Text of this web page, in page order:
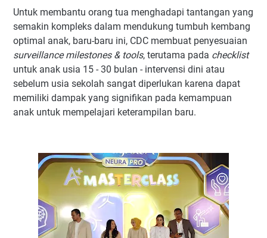
Untuk membantu orang tua menghadapi tantangan yang
semakin kompleks dalam mendukung tumbuh kembang
optimal anak, baru-baru ini, CDC membuat penyesuaian
surveillance milestones & tools, terutama pada checklist
untuk anak usia 15 - 30 bulan - intervensi dini atau
sebelum usia sekolah sangat diperlukan karena dapat
memiliki dampak yang signifikan pada kemampuan
anak untuk mempelajari keterampilan baru.